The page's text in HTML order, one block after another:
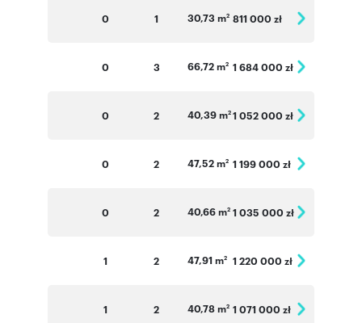
0 1 30,73 m2 811 000 zł
0 3 66,72 m2 1 684 000 zł
0 2 40,39 m2 1 052 000 zł
0 2 47,52 m2 1 199 000 zł
0 2 40,66 m2 1 035 000 zł
1 2 47,91 m2 1 220 000 zł
1 2 40,78 m2 1 071 000 zł